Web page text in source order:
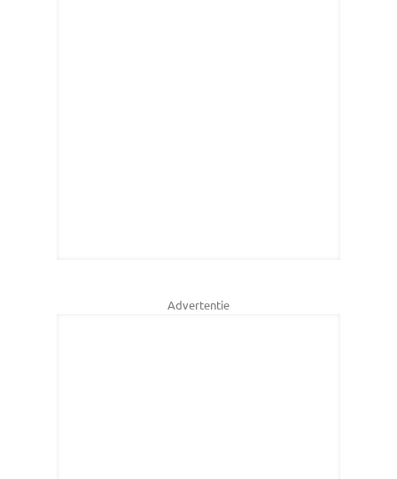
Advertentie